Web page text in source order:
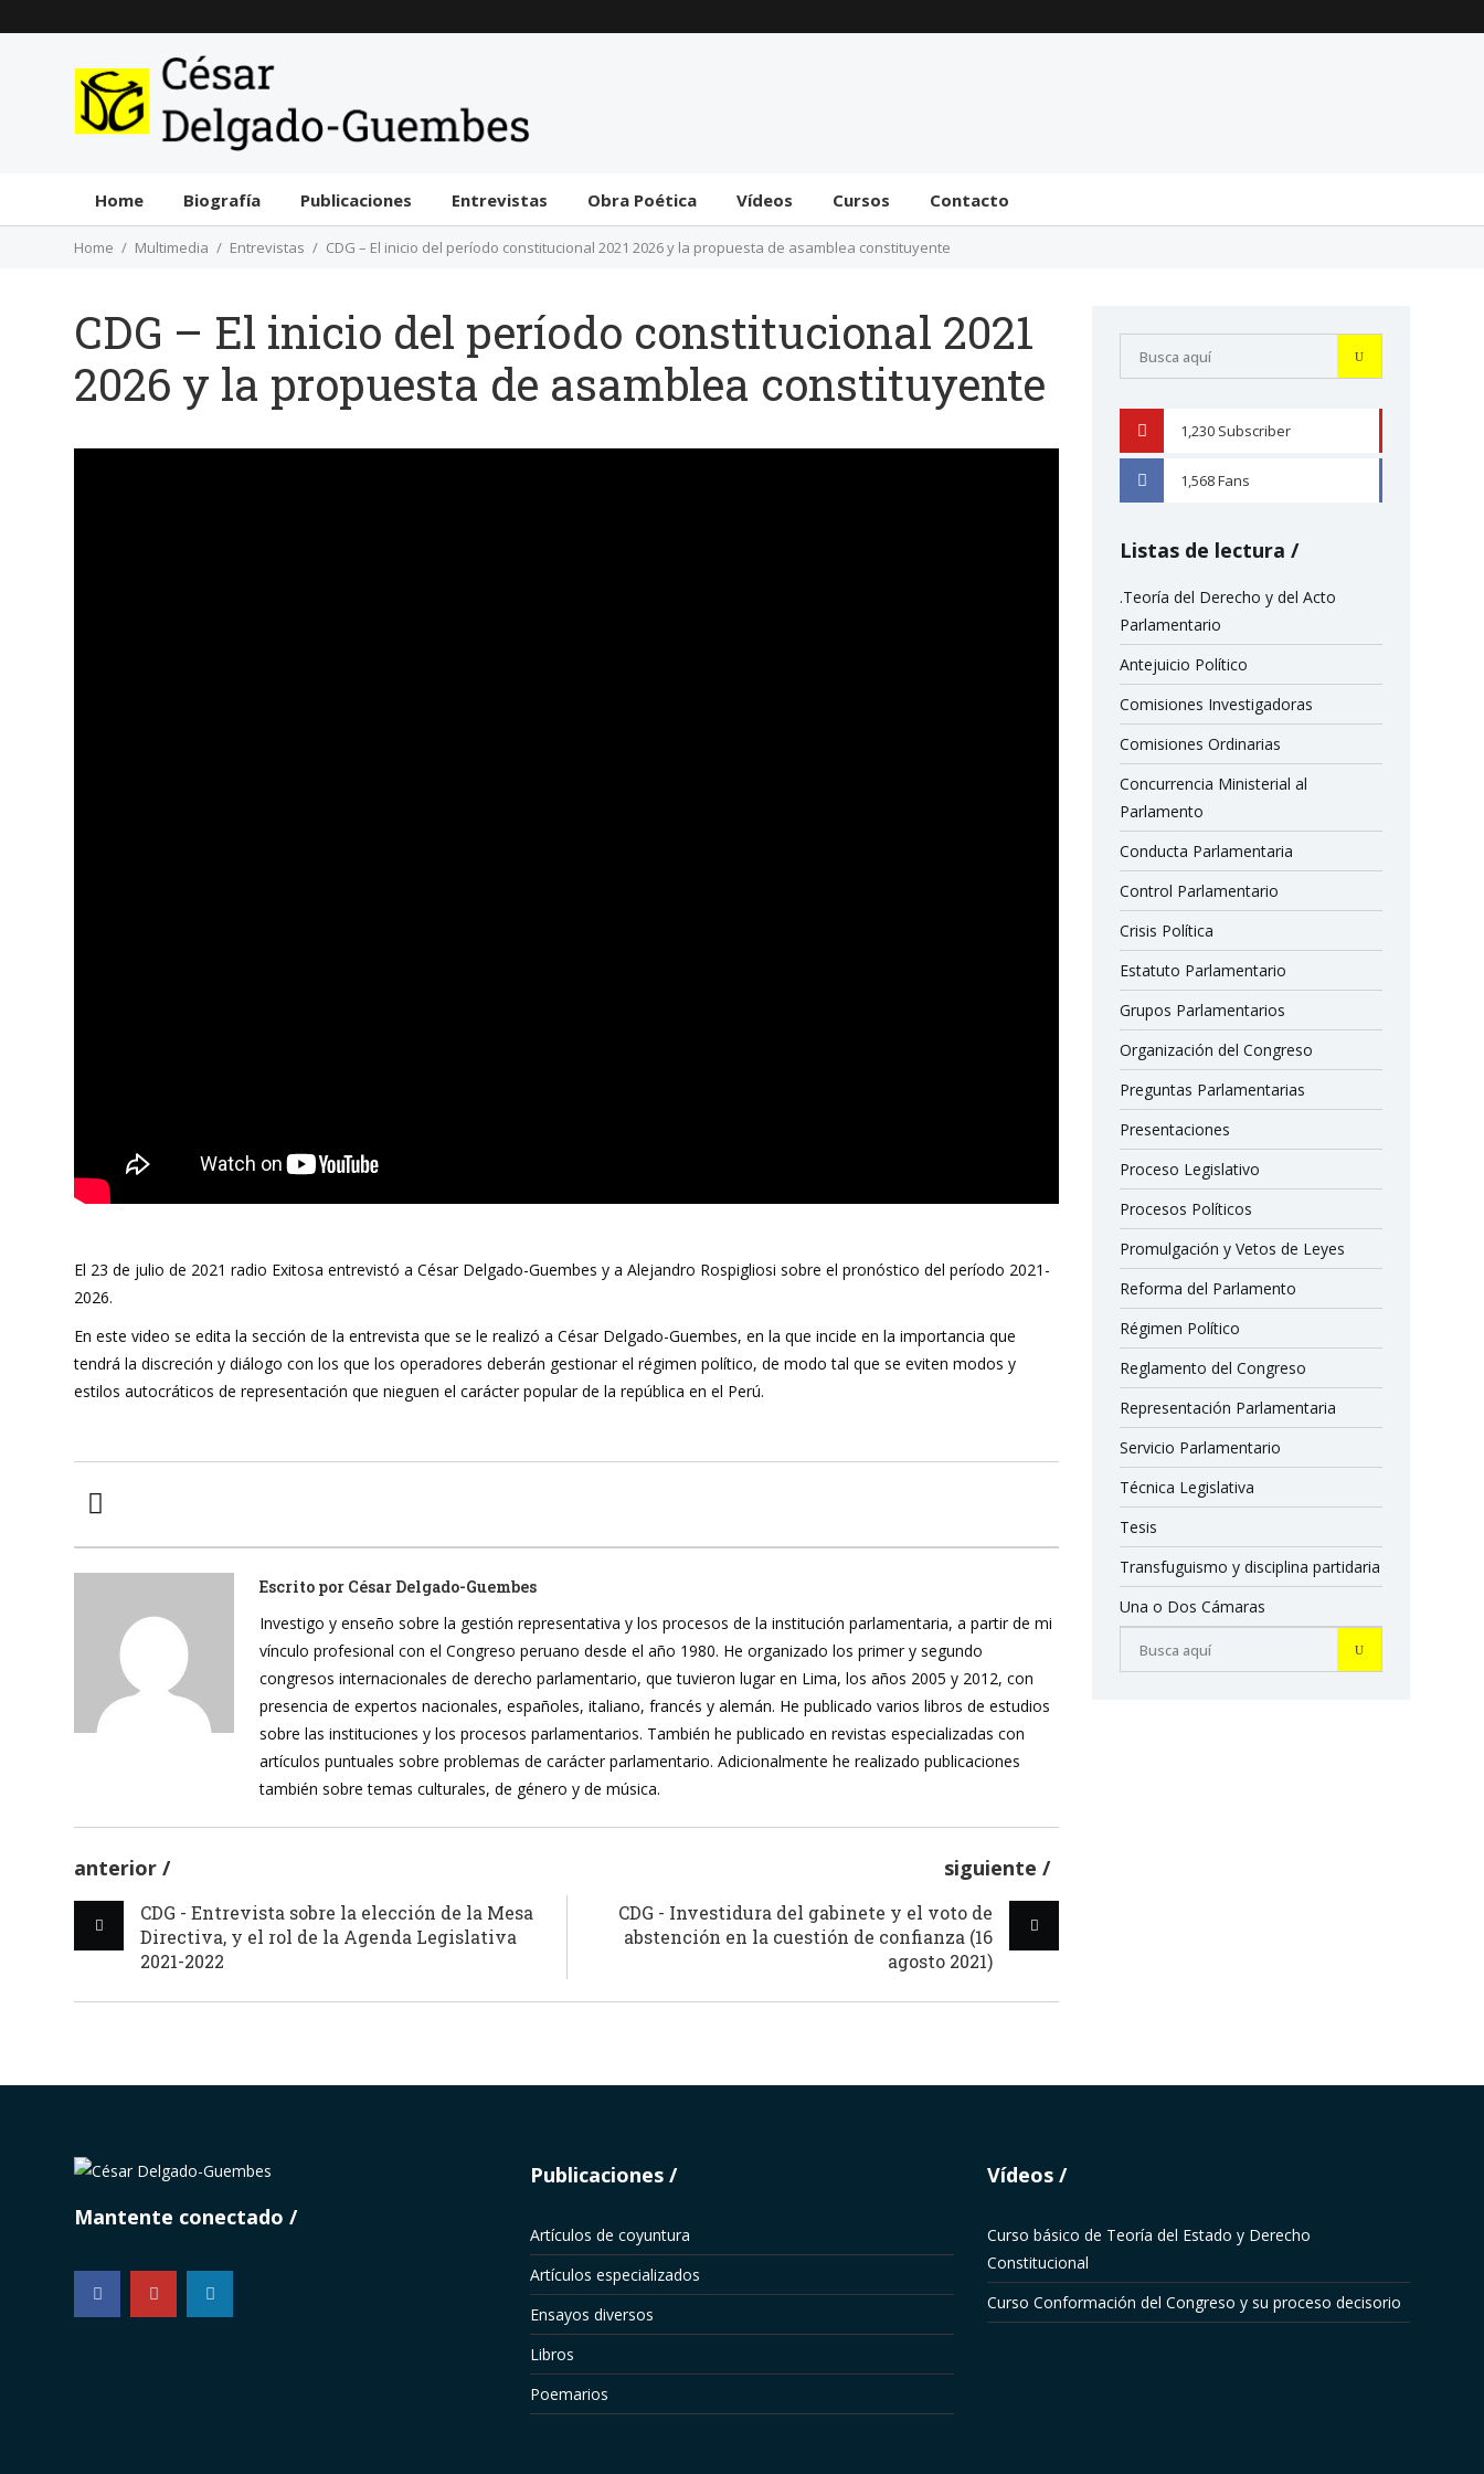
Home Biografía Publicaciones Entrevistas Obra Poética Vídeos Cursos Contacto
Home Multimedia Entrevistas CDG – El inicio del período constitucional 2021 2026 y la propuesta de asamblea constituyente
CDG – El inicio del período constitucional 2021
2026 y la propuesta de asamblea constituyente
El 23 de julio de 2021 radio Exitosa entrevistó a César Delgado-Guembes y a Alejandro Rospigliosi sobre el pronóstico del período 2021-
2026.
En este video se edita la sección de la entrevista que se le realizó a César Delgado-Guembes, en la que incide en la importancia que
tendrá la discreción y diálogo con los que los operadores deberán gestionar el régimen político, de modo tal que se eviten modos y
estilos autocráticos de representación que nieguen el carácter popular de la república en el Perú.
Escrito por César Delgado-Guembes
Investigo y enseño sobre la gestión representativa y los procesos de la institución parlamentaria, a partir de mi
vínculo profesional con el Congreso peruano desde el año 1980. He organizado los primer y segundo
congresos internacionales de derecho parlamentario, que tuvieron lugar en Lima, los años 2005 y 2012, con
presencia de expertos nacionales, españoles, italiano, francés y alemán. He publicado varios libros de estudios
sobre las instituciones y los procesos parlamentarios. También he publicado en revistas especializadas con
artículos puntuales sobre problemas de carácter parlamentario. Adicionalmente he realizado publicaciones
también sobre temas culturales, de género y de música.
anterior siguiente
CDG - Entrevista sobre la elección de la Mesa
Directiva, y el rol de la Agenda Legislativa
2021-2022
CDG - Investidura del gabinete y el voto de
abstención en la cuestión de confianza (16
agosto 2021)
1,230 Subscriber
1,568Fans
Listas de lectura
.Teoría del Derecho y del Acto
Parlamentario
Antejuicio Político
Comisiones Investigadoras
Comisiones Ordinarias
Concurrencia Ministerial al
Parlamento
Conducta Parlamentaria
Control Parlamentario
Crisis Política
Estatuto Parlamentario
Grupos Parlamentarios
Organización del Congreso
Preguntas Parlamentarias
Presentaciones
Proceso Legislativo
Procesos Políticos
Promulgación y Vetos de Leyes
Reforma del Parlamento
Régimen Político
Reglamento del Congreso
Representación Parlamentaria
Servicio Parlamentario
Técnica Legislativa
Tesis
Transfuguismo y disciplina partidaria
Una o Dos Cámaras
Mantente conectado
...
Publicaciones
Artículos de coyuntura
Artículos especializados
Ensayos diversos
Libros
Poemarios
Vídeos
Curso básico de Teoría del Estado y Derecho
Constitucional
Curso Conformación del Congreso y su proceso decisorio